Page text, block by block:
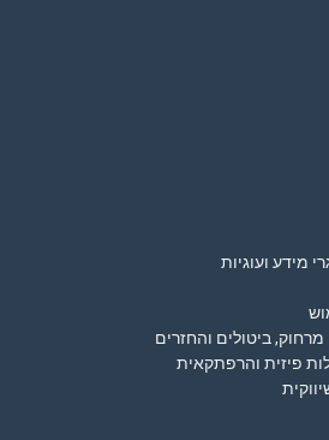
מידע ועוגיות
ביטולים והחזרים
פיזית והרפתקאית